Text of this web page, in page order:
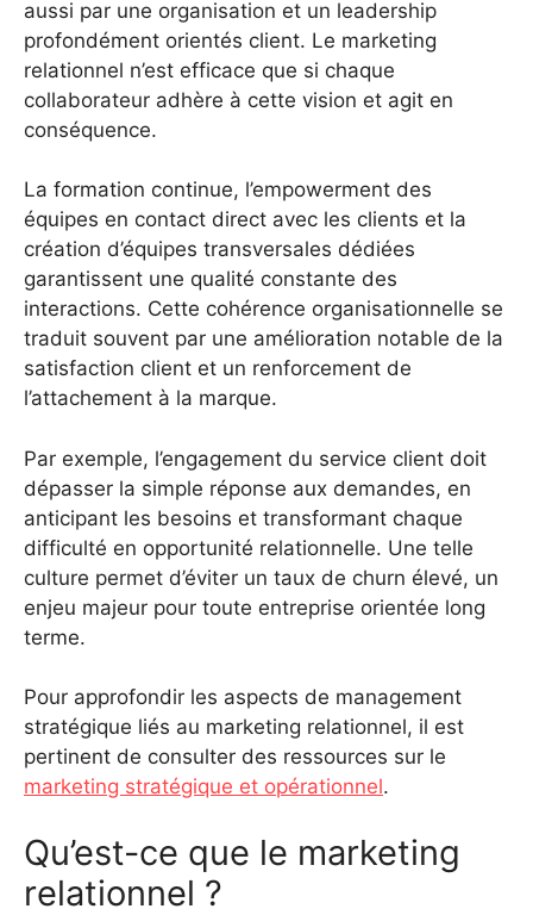
aussi par une organisation et un leadership
profondément orientés client. Le marketing
relationnel n’est efficace que si chaque
collaborateur adhère à cette vision et agit en
conséquence.
La formation continue, l’empowerment des
équipes en contact direct avec les clients et la
création d’équipes transversales dédiées
garantissent une qualité constante des
interactions. Cette cohérence organisationnelle se
traduit souvent par une amélioration notable de la
satisfaction client et un renforcement de
l’attachement à la marque.
Par exemple, l’engagement du service client doit
dépasser la simple réponse aux demandes, en
anticipant les besoins et transformant chaque
difficulté en opportunité relationnelle. Une telle
culture permet d’éviter un taux de churn élevé, un
enjeu majeur pour toute entreprise orientée long
terme.
Pour approfondir les aspects de management
stratégique liés au marketing relationnel, il est
pertinent de consulter des ressources sur le
marketing stratégique et opérationnel.
Qu’est-ce que le marketing
relationnel ?